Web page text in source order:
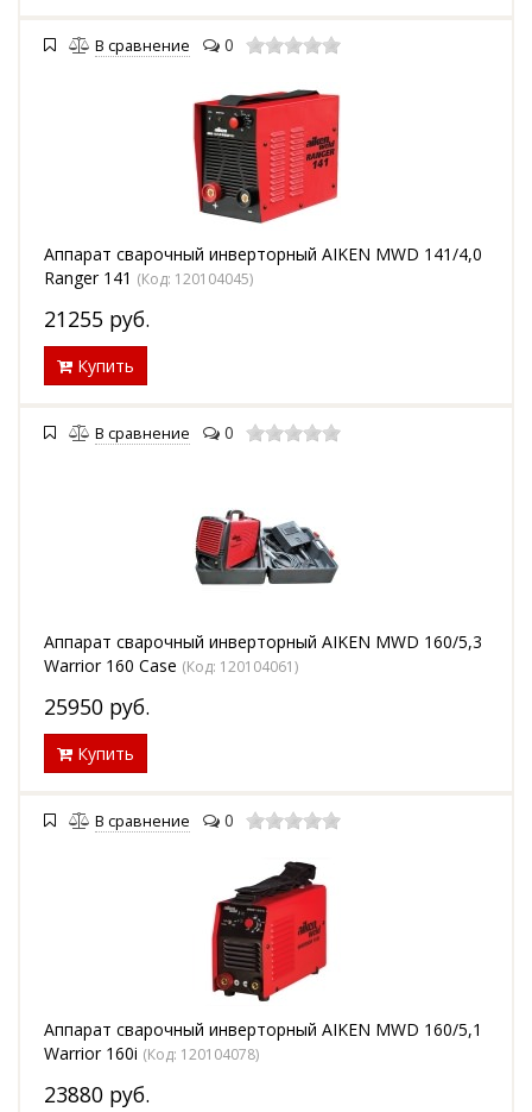
В сравнение 0
Аппарат сварочный инверторный AIKEN MWD 141/4,0
Ranger 141 (Код: 120104045)
21255 руб.
Купить
В сравнение 0
Аппарат сварочный инверторный AIKEN MWD 160/5,3
Warrior 160 Case (Код: 120104061)
25950 руб.
Купить
В сравнение 0
Аппарат сварочный инверторный AIKEN MWD 160/5,1
Warrior 160i (Код: 120104078)
23880 руб.